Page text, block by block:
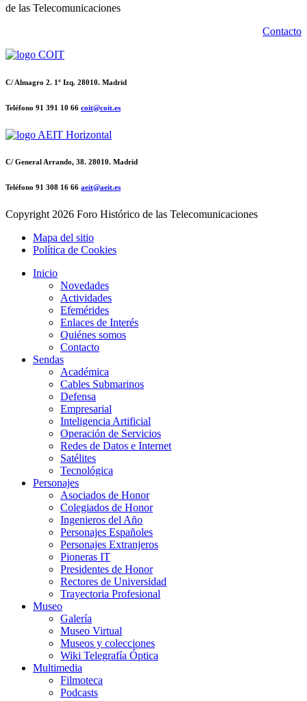
de las Telecomunicaciones
Contacto
C/ Almagro 2. 1º Izq. 28010. Madrid
Teléfono 91 391 10 66 coit@coit.es
C/ General Arrando, 38. 28010. Madrid
Teléfono 91 308 16 66 aeit@aeit.es
Copyright2026 Foro Histórico de las Telecomunicaciones
Mapa del sitio
Política de Cookies
Inicio
Novedades
Actividades
Efemérides
Enlaces de Interés
Quiénes somos
Contacto
Sendas
Académica
Cables Submarinos
Defensa
Empresarial
Inteligencia Artificial
Operación de Servicios
Redes de Datos e Internet
Satélites
Tecnológica
Personajes
Asociados de Honor
Colegiados de Honor
Ingenieros del Año
Personajes Españoles
Personajes Extranjeros
Pioneras IT
Presidentes de Honor
Rectores de Universidad
Trayectoria Profesional
Museo
Galería
Museo Virtual
Museos y colecciones
Wiki Telegrafía Óptica
Multimedia
Filmoteca
Podcasts